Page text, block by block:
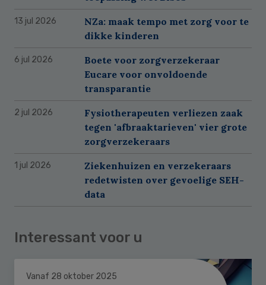
13 jul 2026
NZa: maak tempo met zorg voor te
dikke kinderen
6 jul 2026
Boete voor zorgverzekeraar
Eucare voor onvoldoende
transparantie
2 jul 2026
Fysiotherapeuten verliezen zaak
tegen 'afbraaktarieven' vier grote
zorgverzekeraars
1 jul 2026
Ziekenhuizen en verzekeraars
redetwisten over gevoelige SEH-
data
Interessant voor u
Vanaf 28 oktober 2025